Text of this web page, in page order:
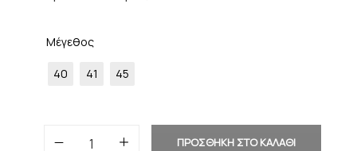
Μέγεθος
40 41 45
ΠΡΟΣΘΗΚΗ ΣΤΟ ΚΑΛΑΘΙ